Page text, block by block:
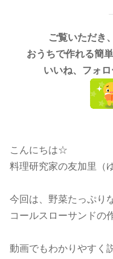
ご覧いただき
おうちで作れる簡
いいね、フォ
こんにちは☆
料理研究家の友加里（
今回は、野菜たっぷり
コールスローサンドの
動画でもわかりやすく